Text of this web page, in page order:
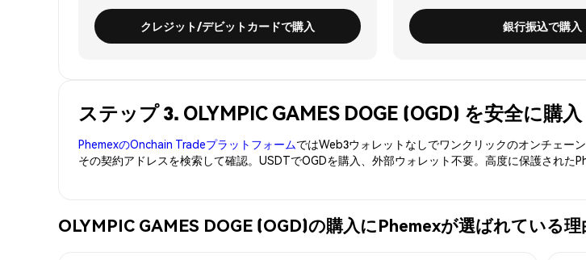
クレジット/デビットカードで購入 銀行振込で購入
ステップ 3. OLYMPIC GAMES DOGE (OGD) を安全に購
PhemexのOnchain TradeプラットフォームではWeb3ウォレットなしでワンクリックのオンチェー
その契約アドレスを検索して確認。USDTでOGDを購入、外部ウォレット不要。高度に保護された
OLYMPIC GAMES DOGE (OGD)の購入にPhemexが選ばれている理